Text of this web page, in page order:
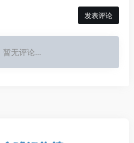
发表评论
暂无评论...